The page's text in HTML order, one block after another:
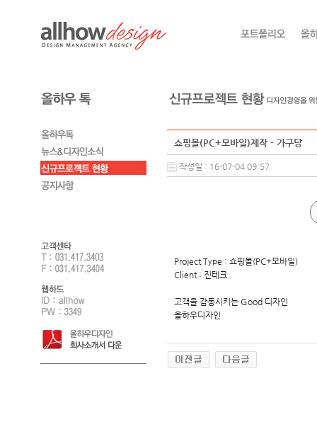
쇼핑몰(PC+모바일)제작 - 가구당
작성일 : 16-07-04 09:57
Project Type : 쇼핑몰(PC+모바일)
Client : 진테크
고객을 감동시키는 Good 디자인
올하우디자인